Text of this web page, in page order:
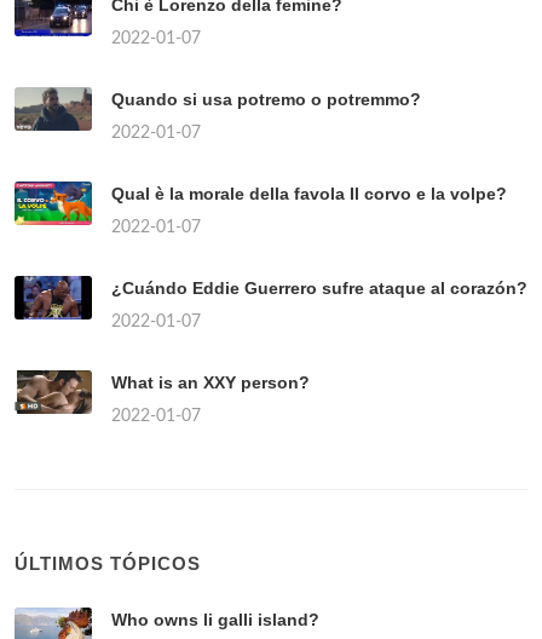
Chi è Lorenzo della femine?
2022-01-07
Quando si usa potremo o potremmo?
2022-01-07
Qual è la morale della favola Il corvo e la volpe?
2022-01-07
¿Cuándo Eddie Guerrero sufre ataque al corazón?
2022-01-07
What is an XXY person?
2022-01-07
ÚLTIMOS TÓPICOS
Who owns li galli island?